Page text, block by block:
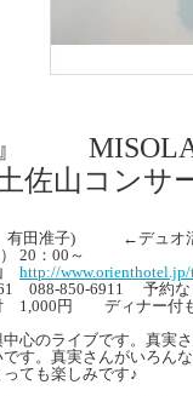
』
佐山コンサ
有田准子) ←デュオ活
20：00～
http://www.orienthotel.jp/
088-850-6911 予約な
1,000円 ディナー付も
心のライブです。真実
す。真実さんがいろん
ても楽しみです♪